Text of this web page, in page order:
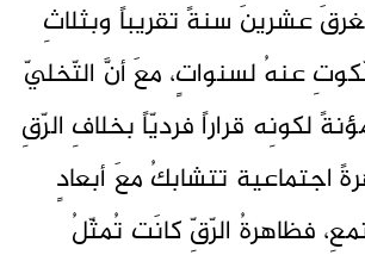
عشرينَ سنةً تقريباً وبثلاثِ
عنهُ لسنواتٍ، معَ أنَّ التّخليّ
لكونِه قراراً فرديّاً بخلافِ الرّقِ
اجتماعية تتشابكُ معَ أبعادٍ
فظاهرةُ الرّقِّ كانَت تُمثّلُ